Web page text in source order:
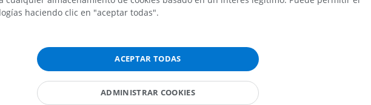
del cerebro
cerebrales anteriores
media profunda
Angiografía
Visible Human Project
PREMIUM
ATC de la extremidad
haciendo clic en "aceptar todas".
ACEPTAR TODAS
ADMINISTRAR COOKIES